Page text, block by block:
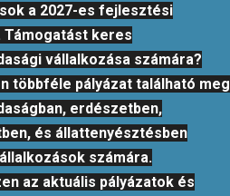
a 2027-es fejlesztési
Támogatást keres
vállalkozása számára?
többféle pályázat található meg
erdészetben,
és állattenyésztésben
számára.
az aktuális pályázatok és